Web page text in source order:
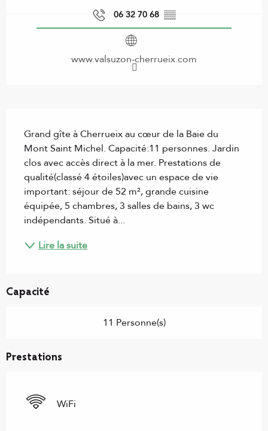
06 32 70 68 ▒▒
www.valsuzon-cherrueix.com
Grand gîte à Cherrueix au cœur de la Baie du
Mont Saint Michel. Capacité:11 personnes. Jardin
clos avec accès direct à la mer. Prestations de
qualité(classé 4 étoiles)avec un espace de vie
important: séjour de 52 m², grande cuisine
équipée, 5 chambres, 3 salles de bains, 3 wc
indépendants. Situé à...
Lire la suite
Capacité
11 Personne(s)
Prestations
WiFi